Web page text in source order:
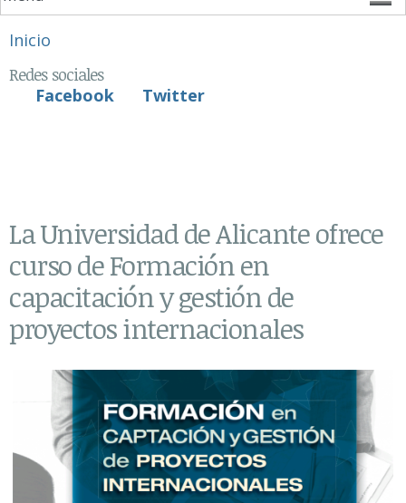
Se encuentra usted aquí
Inicio
Redes sociales
Facebook
Twitter
La Universidad de Alicante ofrece
curso de Formación en
capacitación y gestión de
proyectos internacionales